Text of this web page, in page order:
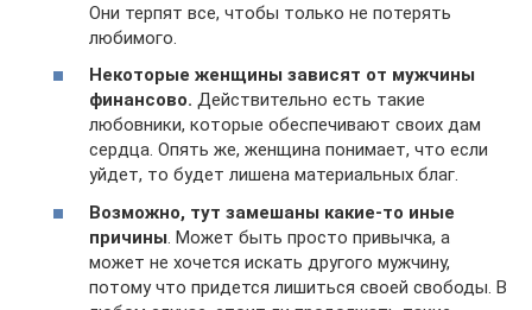
Они терпят все, чтобы только не потерять
любимого.
Некоторые женщины зависят от мужчины
финансово. Действительно есть такие
любовники, которые обеспечивают своих дам
сердца. Опять же, женщина понимает, что если
уйдет, то будет лишена материальных благ.
Возможно, тут замешаны какие-то иные
причины . Может быть просто привычка, а
может не хочется искать другого мужчину,
потому что придется лишиться своей свободы. В